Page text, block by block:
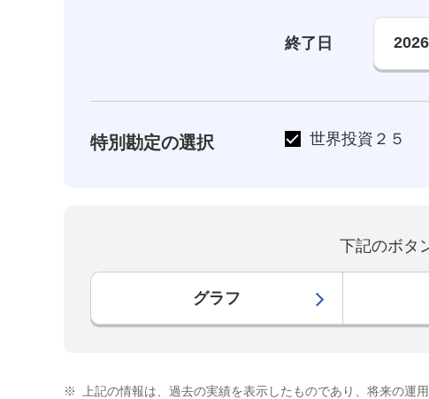
終了日
特別勘定の選択 世界投資２５
下記のボタ
グラフ
※ 上記の情報は、過去の実績を表示したものであり、将来の運